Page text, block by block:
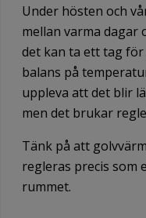
Under hösten och
mellan varma dagar
det kan ta ett tag
balans på
uppleva att det blir
men det brukar
Tänk på att
regleras precis som
rummet.